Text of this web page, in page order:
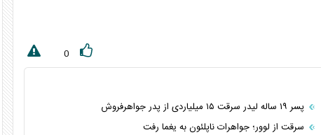
0
پسر ۱۹ ساله لیدر سرقت ۱۵ میلیاردی از پدر جواهرفروش
سرقت از لوور؛ جواهرات ناپلئون به یغما رفت